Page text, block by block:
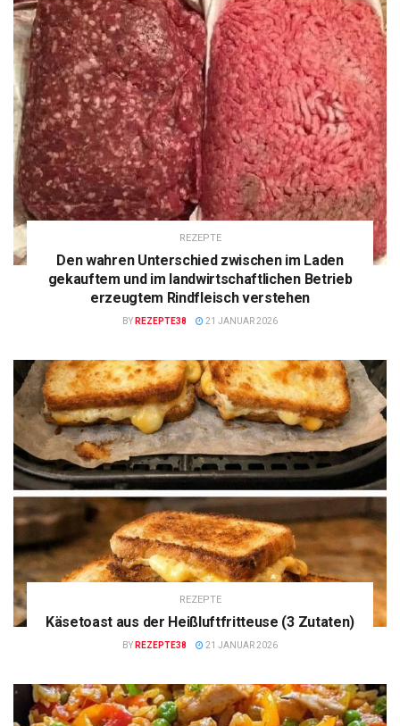
REZEPTE
Den wahren Unterschied zwischen im Laden
gekauftem und im landwirtschaftlichen Betrieb
erzeugtem Rindfleisch verstehen
BY REZEPTE38 21 JANUAR 2026
REZEPTE
Käsetoast aus der Heißluftfritteuse (3 Zutaten)
BY REZEPTE38 21 JANUAR 2026